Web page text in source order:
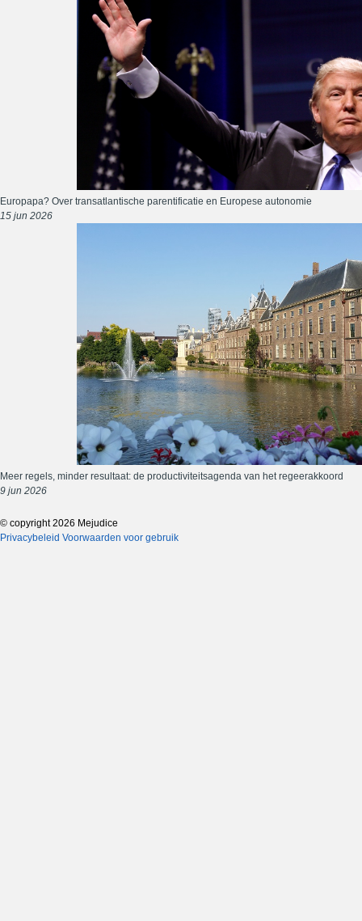
Europapa? Over transatlantische parentificatie en Europese autonomie
15 jun 2026
Meer regels, minder resultaat: de productiviteitsagenda van het regeerakkoord
9 jun 2026
© copyright 2026 Mejudice
Privacybeleid Voorwaarden voor gebruik